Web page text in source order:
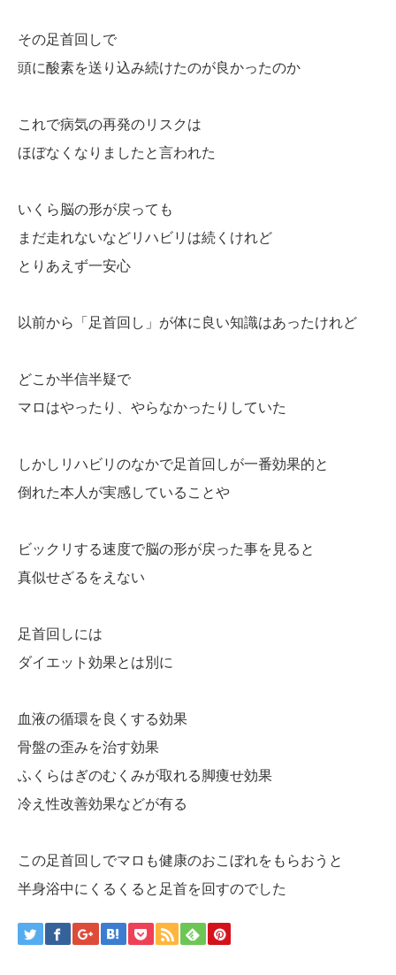
その足首回しで
頭に酸素を送り込み続けたのが良かったのか
これで病気の再発のリスクは
ほぼなくなりましたと言われた
いくら脳の形が戻っても
まだ走れないなどリハビリは続くけれど
とりあえず一安心
以前から「足首回し」が体に良い知識はあったけれど
どこか半信半疑で
マロはやったり、やらなかったりしていた
しかしリハビリのなかで足首回しが一番効果的と
倒れた本人が実感していることや
ビックリする速度で脳の形が戻った事を見ると
真似せざるをえない
足首回しには
ダイエット効果とは別に
血液の循環を良くする効果
骨盤の歪みを治す効果
ふくらはぎのむくみが取れる脚痩せ効果
冷え性改善効果などが有る
この足首回しでマロも健康のおこぼれをもらおうと
半身浴中にくるくると足首を回すのでした